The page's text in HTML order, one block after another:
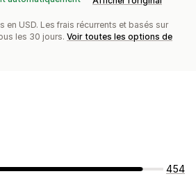
en USD. Les frais récurrents et basés sur
les 30 jours. Voir toutes les options de
454